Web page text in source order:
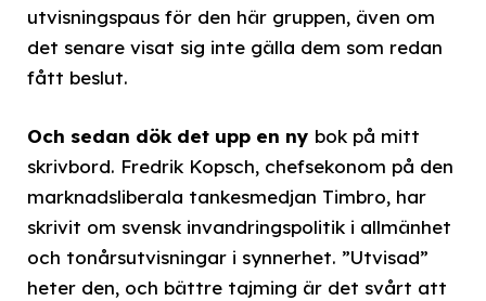
utvisningspaus för den här gruppen, även om
det senare visat sig inte gälla dem som redan
fått beslut.
Och sedan dök det upp en ny bok på mitt
skrivbord. Fredrik Kopsch, chefsekonom på den
marknadsliberala tankesmedjan Timbro, har
skrivit om svensk invandringspolitik i allmänhet
och tonårsutvisningar i synnerhet. ”Utvisad”
heter den, och bättre tajming är det svårt att